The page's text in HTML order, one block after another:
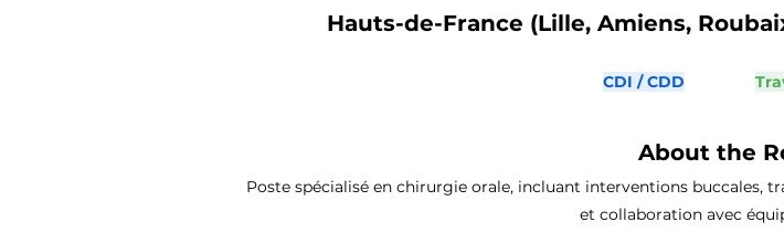
Hauts-de-France (Lille, Amiens,
CDI / CDD
About the
Poste spécialisé en chirurgie orale, incluant interventions buccales,
et collaboration avec